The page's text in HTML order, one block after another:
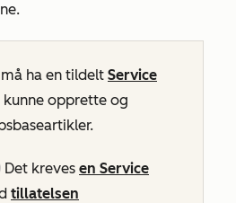
må ha en tildelt Service
kunne opprette og
Det kreves en Service
tillatelsen